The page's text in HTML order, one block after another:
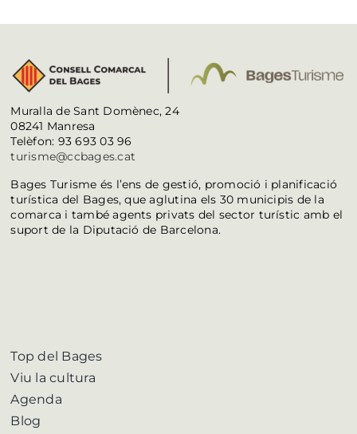
Muralla de Sant Domènec, 24
08241 Manresa
Telèfon: 93 693 03 96
turisme@ccbages.cat
Bages Turisme és l’ens de gestió, promoció i planificació
turística del Bages, que aglutina els 30 municipis de la
comarca i també agents privats del sector turístic amb el
suport de la Diputació de Barcelona.
Top del Bages
Viu la cultura
Agenda
Blog